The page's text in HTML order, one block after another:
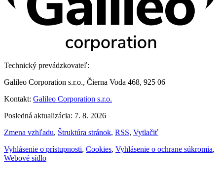
Technický prevádzkovateľ:
Galileo Corporation s.r.o., Čierna Voda 468, 925 06
Kontakt: Galileo Corporation s.r.o.
Posledná aktualizácia: 7. 8. 2026
Zmena vzhľadu, Štruktúra stránok, RSS, Vytlačiť
Vyhlásenie o prístupnosti, Cookies, Vyhlásenie o ochrane súkromia,
Webové sídlo